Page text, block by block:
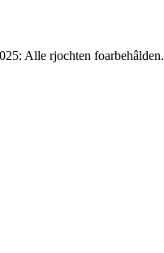
Alle rjochten foarbehâlden.